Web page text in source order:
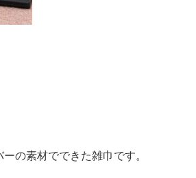
の素材でできた雑巾です。